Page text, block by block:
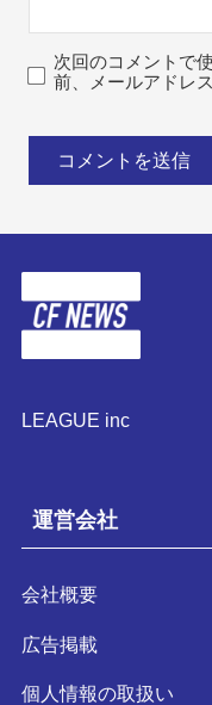
次回のコメントで
前、メールアドレ
LEAGUE inc
運営会社
会社概要
広告掲載
個人情報の取扱い